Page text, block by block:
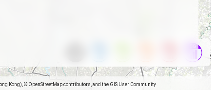
Kong), © OpenStreetMap contributors, and the GIS User Community